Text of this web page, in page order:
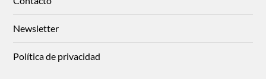
Newsletter
Política de privacidad